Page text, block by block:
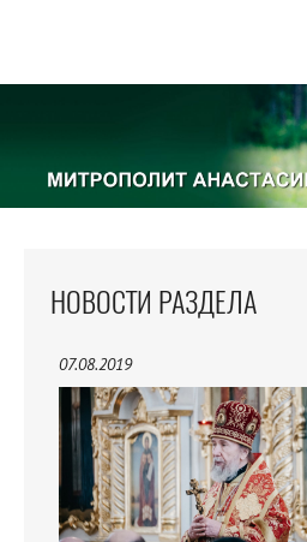
НОВОСТИ РАЗДЕЛА
07.08.2019